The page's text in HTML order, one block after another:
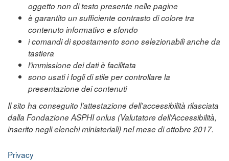
oggetto non di testo presente nelle pagine
è garantito un sufficiente contrasto di colore tra
contenuto informativo e sfondo
i comandi di spostamento sono selezionabili anche da
tastiera
l'immissione dei dati è facilitata
sono usati i fogli di stile per controllare la
presentazione dei contenuti
Il sito ha conseguito l’attestazione dell’accessibilità rilasciata
dalla Fondazione ASPHI onlus (Valutatore dell’Accessibilità,
inserito negli elenchi ministeriali) nel mese di ottobre 2017.
Privacy